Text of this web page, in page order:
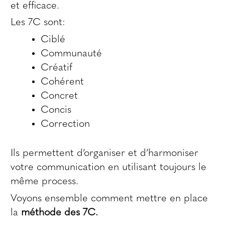
et efficace.
Les 7C sont:
Ciblé
Communauté
Créatif
Cohérent
Concret
Concis
Correction
Ils permettent d’organiser et d’harmoniser
votre communication en utilisant toujours le
même process.
Voyons ensemble comment mettre en place
la méthode des 7C.